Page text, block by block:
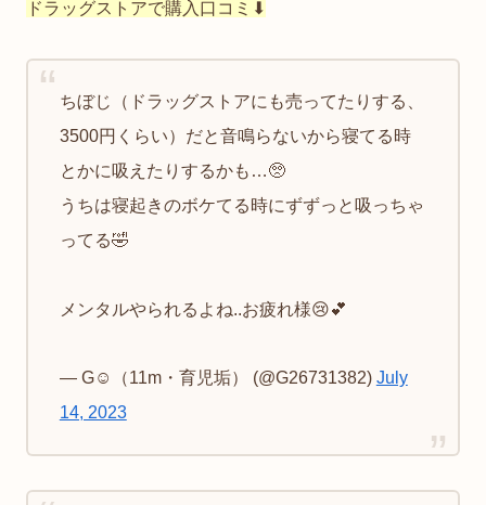
ドラッグストアで購入口コミ⬇︎
ちぼじ（ドラッグストアにも売ってたりする、
3500円くらい）だと音鳴らないから寝てる時
とかに吸えたりするかも…🥺
うちは寝起きのボケてる時にずずっと吸っちゃ
ってる🤣
メンタルやられるよね..お疲れ様😢💕
— G☺︎（11m・育児垢） (@G26731382) July
14, 2023